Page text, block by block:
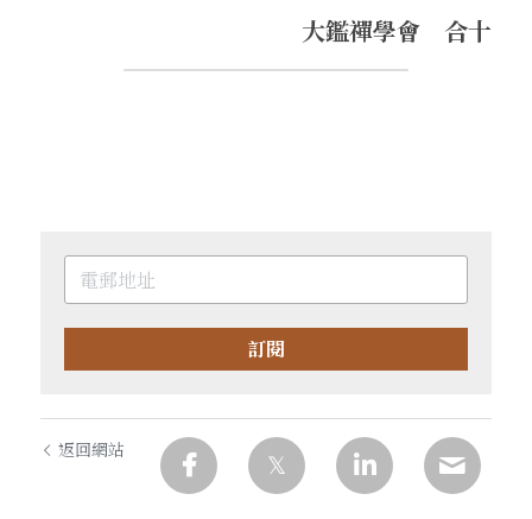
．聽聽，隔山的道人！大鑑禪學會　合十
訂閱
返回網站